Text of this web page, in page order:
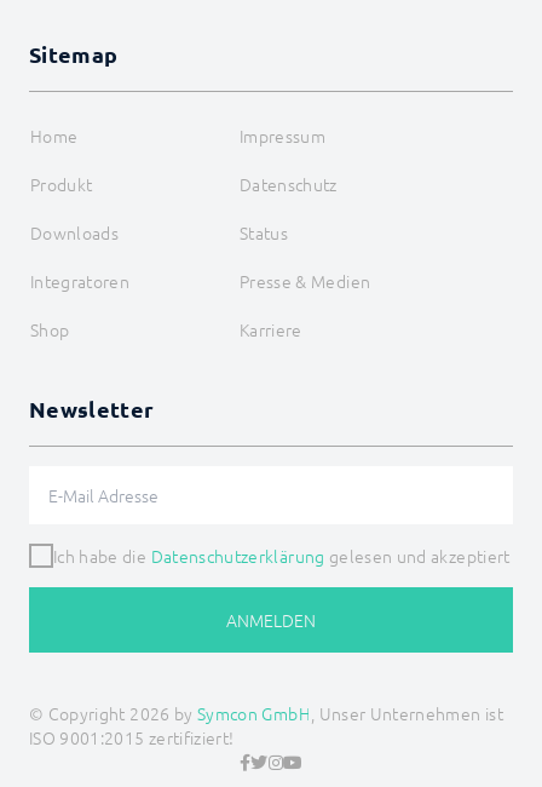
Sitemap
Home
Impressum
Produkt
Datenschutz
Downloads
Status
Integratoren
Presse & Medien
Shop
Karriere
Newsletter
Ich habe die Datenschutzerklärung gelesen und akzeptiert
ANMELDEN
© Copyright 2026 by Symcon GmbH, Unser Unternehmen ist
ISO 9001:2015 zertifiziert!